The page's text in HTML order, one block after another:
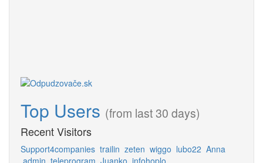
Top Users (from last 30 days)
Recent Visitors
Support4companies trailin zeten wiggo lubo22 Anna
admin teleprogram Juanko infohoplo